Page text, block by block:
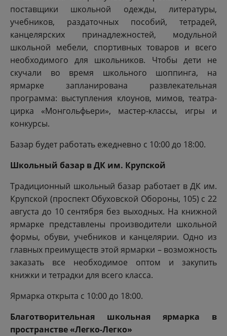
поставщики школьной одежды, литературы,
учебников, раздаточных пособий, тетрадей,
канцелярских принадлежностей, модульной
школьной мебели, спортивных товаров и всего
необходимого для школьников. Чтобы дети не
скучали во время школьного шоппинга, на
ярмарке запланирована развлекательная
программа: выступления клоунов, мимов, театра-
цирка «Монгольфьери», мастер-классы, игры и
конкурсы.
Базар будет работать ежедневно с 10:00 до 18:00.
Школьный базар в ДК им. Крупской
Традиционный школьный базар работает в ДК им.
Крупской (проспект Обуховской Обороны, 105) с 22
августа до 10 сентября без выходных. На книжной
ярмарке представлены производители школьной
формы, обуви, учебников и канцелярии. Одно из
главных преимуществ этой ярмарки – возможность
заказать все необходимое оптом и закупить
книжки и тетрадки для всего класса.
Ярмарка открыта с 10:00 до 18:00.
Благотворительная школьная ярмарка в
пространстве «Легко-Легко»